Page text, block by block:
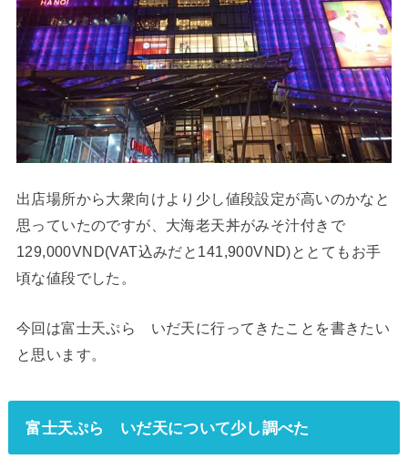
出店場所から大衆向けより少し値段設定が高いのかなと
思っていたのですが、大海老天丼がみそ汁付きで
129,000VND(VAT込みだと141,900VND)ととてもお手
頃な値段でした。
今回は富士天ぷら いだ天に行ってきたことを書きたい
と思います。
富士天ぷら いだ天について少し調べた